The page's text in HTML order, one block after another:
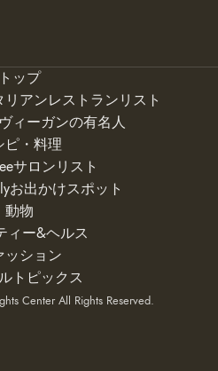
トップ
アンレストランリスト
ィーガンの有名人
ピ・料理
サロンリスト
お出かけスポット
動物
ィー&ヘルス
ッション
トピックス
Center All Rights Reserved.